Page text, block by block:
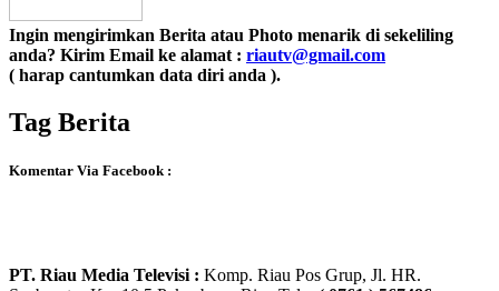
Ingin mengirimkan Berita atau Photo menarik di sekeliling
anda? Kirim Email ke alamat : riautv@gmail.com
( harap cantumkan data diri anda ).
Tag Berita
Komentar Via Facebook :
PT. Riau Media Televisi : Komp. Riau Pos Grup, Jl. HR.